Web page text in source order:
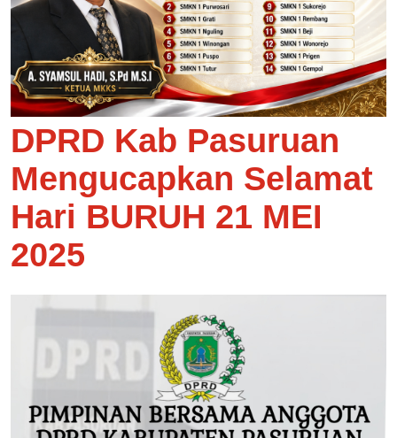
DPRD Kab Pasuruan
Mengucapkan Selamat
Hari BURUH 21 MEI
2025